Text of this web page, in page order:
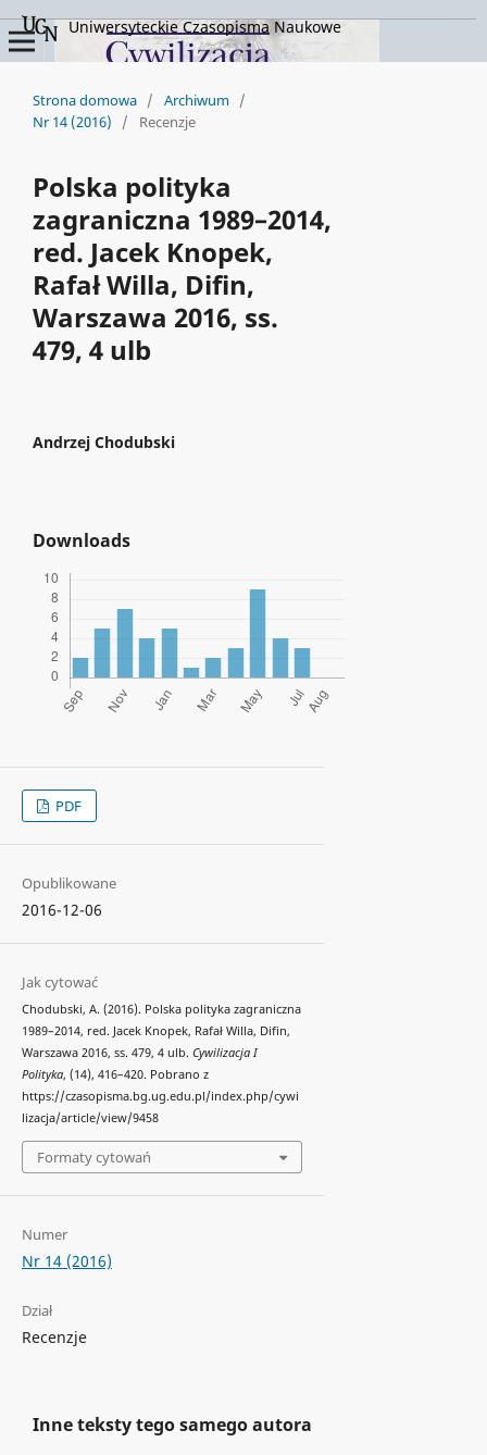
Uniwersyteckie Czasopisma Naukowe
Strona domowa / Archiwum /
Nr 14 (2016)
/ Recenzje
Polska polityka
zagraniczna 1989–2014,
red. Jacek Knopek,
Rafał Willa, Difin,
Warszawa 2016, ss.
479, 4 ulb
Andrzej Chodubski
Downloads
PDF
Opublikowane
2016-12-06
Jak cytować
Chodubski, A. (2016). Polska polityka zagraniczna
1989–2014, red. Jacek Knopek, Rafał Willa, Difin,
Warszawa 2016, ss. 479, 4 ulb. Cywilizacja I
Polityka, (14), 416–420. Pobrano z
https://czasopisma.bg.ug.edu.pl/index.php/cywi
lizacja/article/view/9458
Formaty cytowań
Numer
Nr 14 (2016)
Dział
Recenzje
Inne teksty tego samego autora